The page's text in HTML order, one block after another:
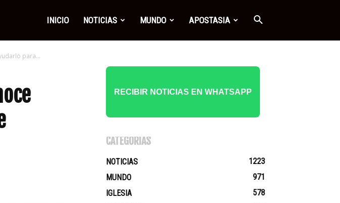
INICIO NOTICIAS MUNDO APOSTASIA
para...
RECIBIR NOTICIAS EN WHATSAPP
CATEGORÍAS
NOTICIAS
1223
MUNDO
971
IGLESIA
578